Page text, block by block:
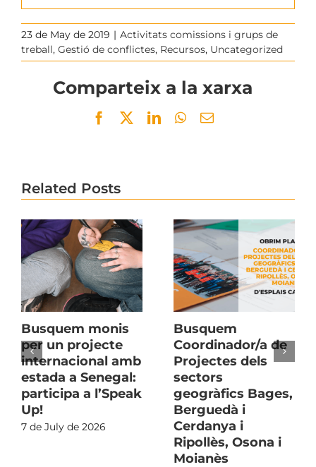
23 de May de 2019 | Activitats comissions i grups de
treball, Gestió de conflictes, Recursos, Uncategorized
Comparteix a la xarxa
Facebook
TwitterLinkedInWhatsApp
Email
Related Posts
Busquem monis
per un projecte
internacional amb
estada a Senegal:
participa a l’Speak
Up!
7 de July de 2026
Busquem
Coordinador/a de
Projectes dels
sectors
geogràfics Bages,
Berguedà i
Cerdanya i
Ripollès, Osona i
Moianès